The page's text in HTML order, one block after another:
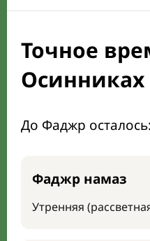
Календарь рамадана
Мечети и
Направление киблы
Точное
Осинниках
До Фаджр осталось:
Фаджр намаз
Утренняя